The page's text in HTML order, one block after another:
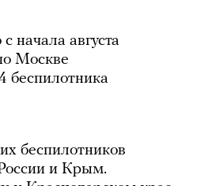
начала августа
Москве
беспилотника
беспилотников
и Крым.